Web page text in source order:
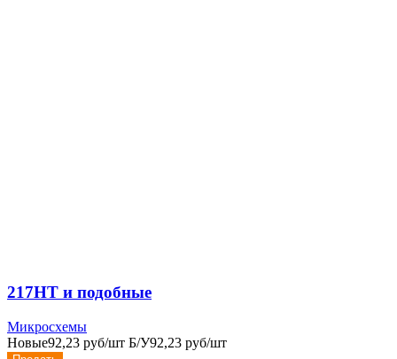
217НТ и подобные
Микросхемы
Новые92,23 руб/шт Б/У92,23 руб/шт